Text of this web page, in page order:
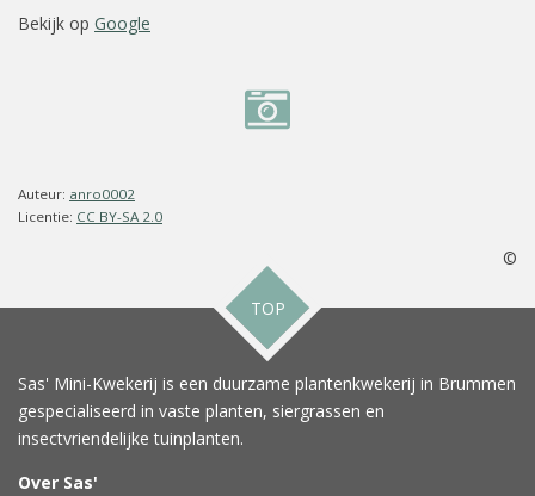
Bekijk op Google
Auteur: anro0002
Licentie: CC BY-SA 2.0
©
TOP
Sas' Mini-Kwekerij is een duurzame plantenkwekerij in Brummen
gespecialiseerd in vaste planten, siergrassen en
insectvriendelijke tuinplanten.
Over Sas'